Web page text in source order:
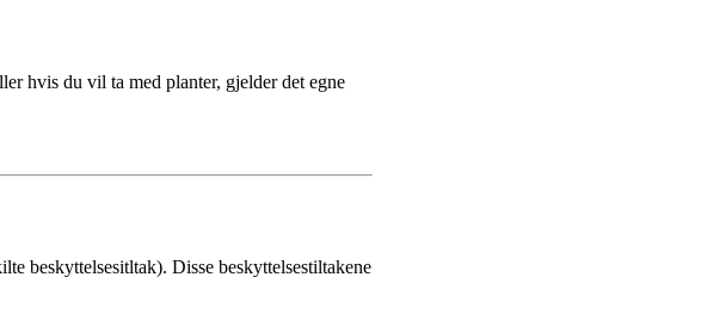
hvis du vil ta med planter, gjelder det egne
beskyttelsesitltak). Disse beskyttelsestiltakene